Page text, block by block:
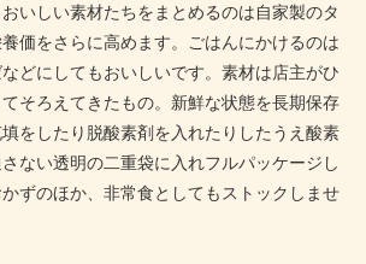
いしい素材たちをまとめるのは自家製のタ
価をさらに高めます。ごはんにかけるのは
どにしてもおいしいです。素材は店主がひ
そろえてきたもの。新鮮な状態を長期保存
をしたり脱酸素剤を入れたりしたうえ酸素
ない透明の二重袋に入れフルパッケージし
ずのほか、非常食としてもストックしませ